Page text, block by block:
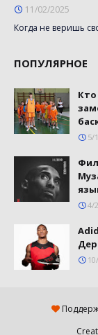
11/02/2025
Когда не веришь
ПОПУЛЯРНОЕ
5/
4/